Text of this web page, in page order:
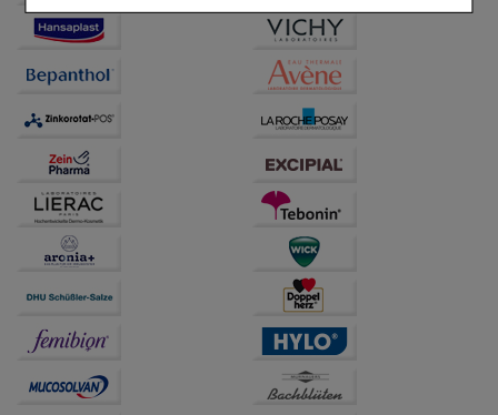
Einkaufserlebnis noch ansprechender zu gestalten,
beispielsweise für die Wiedererkennung des
Verhaltensweisen (z.B. Spracheinstellung)
anzupassen. Komfort-Cookies ermöglichen es uns
auch auf Ihre Bedürfnisse zugeschrittene Inhalte
anzuzeigen und unser Partnerprogramm zu
betreiben.
Statistik & Tracking:
Hierüber lassen sich
Informationen über die Art und Weise der Nutzung
unserer Website sammeln, mit deren Hilfe wir unsere
Website weiter für Sie optimieren können, den Inhalt
auf unserer Website aber auch die Werbung auf
Drittseiten möglichst relevant für Sie zu gestalten.
Bitte beachten Sie, dass Daten hierfür teilweise an
Dritte wie z.B. Google oder soziale Medien
übertragen werden.